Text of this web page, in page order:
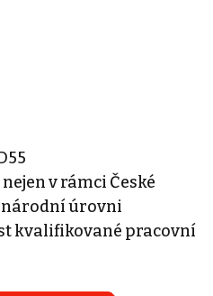
v rámci České
úrovni
kvalifikované pracovní